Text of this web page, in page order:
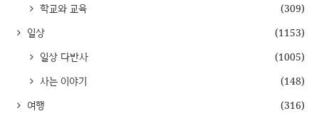
학교와 교육
(309)
일상
(1153)
일상 다반사
(1005)
사는 이야기
(148)
여행
(316)